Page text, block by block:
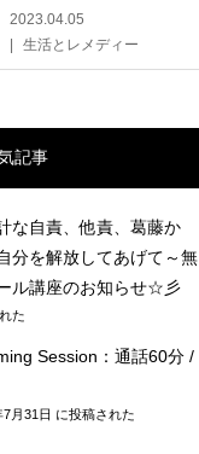
2023.04.05
生活とレメディー
記事
な自責、他責、葛藤か
分を解放してあげて～無
ル講座のお知らせ☆彡
月1日 に投稿された